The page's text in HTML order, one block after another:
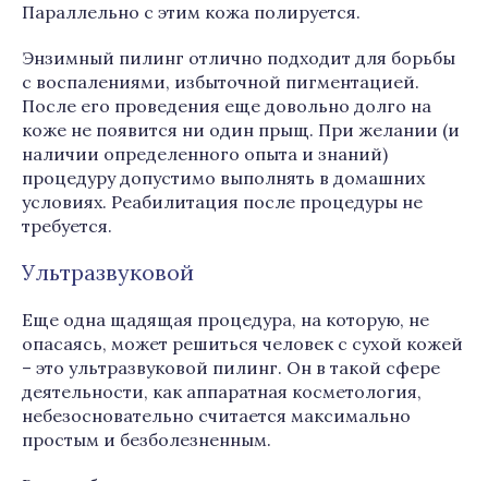
Параллельно с этим кожа полируется.
Энзимный пилинг отлично подходит для борьбы
с воспалениями, избыточной пигментацией.
После его проведения еще довольно долго на
коже не появится ни один прыщ. При желании (и
наличии определенного опыта и знаний)
процедуру допустимо выполнять в домашних
условиях. Реабилитация после процедуры не
требуется.
Ультразвуковой
Еще одна щадящая процедура, на которую, не
опасаясь, может решиться человек с сухой кожей
– это ультразвуковой пилинг. Он в такой сфере
деятельности, как аппаратная косметология,
небезосновательно считается максимально
простым и безболезненным.